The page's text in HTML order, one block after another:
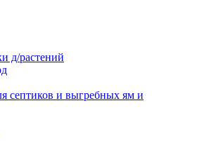
д/растений
септиков и выгребных ям и